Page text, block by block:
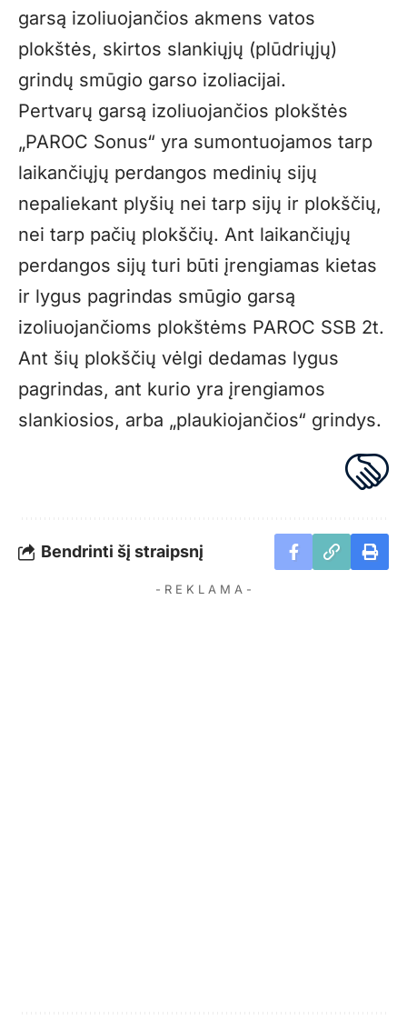
garsą izoliuojančios akmens vatos
plokštės, skirtos slankiųjų (plūdriųjų)
grindų smūgio garso izoliacijai.
Pertvarų garsą izoliuojančios plokštės
„PAROC Sonus“ yra sumontuojamos tarp
laikančiųjų perdangos medinių sijų
nepaliekant plyšių nei tarp sijų ir plokščių,
nei tarp pačių plokščių. Ant laikančiųjų
perdangos sijų turi būti įrengiamas kietas
ir lygus pagrindas smūgio garsą
izoliuojančioms plokštėms PAROC SSB 2t.
Ant šių plokščių vėlgi dedamas lygus
pagrindas, ant kurio yra įrengiamos
slankiosios, arba „plaukiojančios“ grindys.
Bendrinti šį straipsnį
- R E K L A M A -